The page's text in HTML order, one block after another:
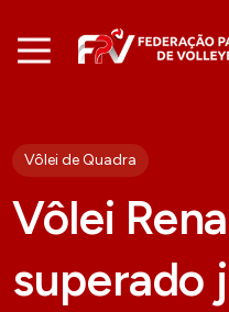
Vôlei de Quadra
Vôlei
superado